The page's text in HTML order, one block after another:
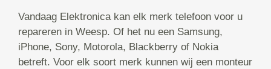
Vandaag Elektronica kan elk merk telefoon voor u
repareren in Weesp. Of het nu een Samsung,
iPhone, Sony, Motorola, Blackberry of Nokia
betreft. Voor elk soort merk kunnen wij een monteur